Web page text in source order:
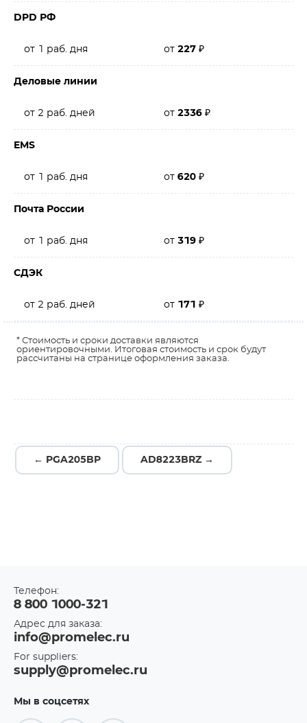
DPD РФ
от 1 раб. дня от 227 ₽
Деловые линии
от 2 раб. дней от 2336 ₽
EMS
от 1 раб. дня от 620 ₽
Почта России
от 1 раб. дня от 319 ₽
СДЭК
от 2 раб. дней от 171 ₽
* Стоимость и сроки доставки являются
ориентировочными. Итоговая стоимость и срок будут
рассчитаны на странице оформления заказа.
← PGA205BP AD8223BRZ →
Телефон:
8 800 1000-321
Адрес для заказа:
info@promelec.ru
For suppliers:
supply@promelec.ru
Мы в соцсетях